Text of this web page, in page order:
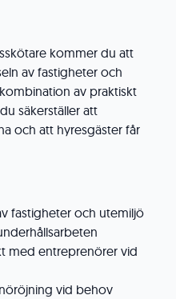
kommer du att
av fastigheter och
av praktiskt
säkerställer att
och att hyresgäster får
fastigheter och utemiljö
med entreprenörer vid
vid behov